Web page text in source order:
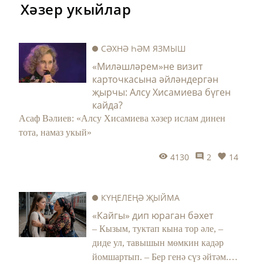
Хәзер укыйлар
СӘХНӘ ҺӘМ ЯЗМЫШ
«Миләшләрем»не визит
карточкасына әйләндергән
җырчы: Алсу Хисамиева бүген
кайда?
Асаф Вәлиев: «Алсу Хисамиева хәзер ислам динен
тота, намаз укый»
4130 2 14
КҮҢЕЛЕҢӘ ҖЫЙМА
«Кайгы» дип юраган бәхет
– Кызым, туктап кына тор әле, –
диде ул, тавышын мөмкин кадәр
йомшартып. – Бер генә сүз әйтәм.